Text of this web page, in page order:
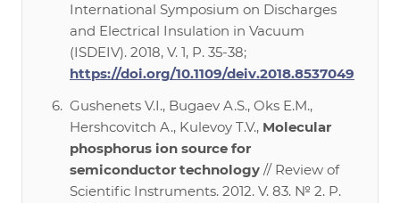
International Symposium on Discharges
and Electrical Insulation in Vacuum
(ISDEIV). 2018, V. 1, P. 35-38;
https://doi.org/10.1109/deiv.2018.8537049
Gushenets V.I., Bugaev A.S., Oks E.M.,
Hershcovitch A., Kulevoy T.V., Molecular
phosphorus ion source for
semiconductor technology // Review of
Scientific Instruments. 2012. V. 83. № 2. P.